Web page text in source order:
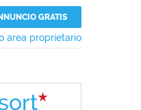
area proprietario
GRATIS